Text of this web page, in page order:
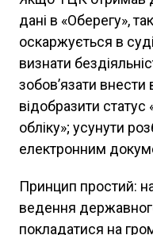
дані в «Оберегу»,
оскаржується в
визнати
зобов’язати внести
відобразити
обліку»; усунути
електронним
Принцип простий:
ведення
покладатися на